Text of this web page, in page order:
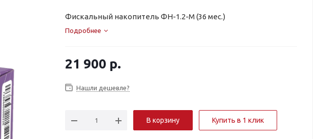
Фискальный накопитель ФН-1.2-М (36 мес.)
Подробнее
21 900 р.
Нашли дешевле?
В корзину Купить в 1 клик